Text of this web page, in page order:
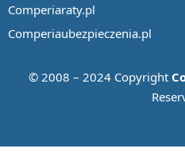
Comperiaraty.pl
Comperiaubezpieczenia.pl
© 2008 – 2024 Copyright